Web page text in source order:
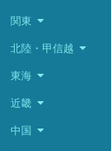
関東
北陸・甲信越
東海
近畿
中国